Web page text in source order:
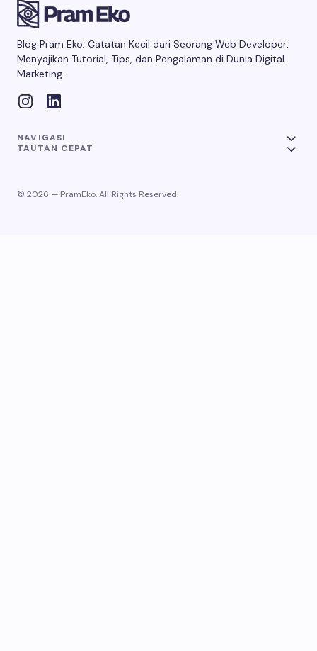
Blog Pram Eko: Catatan Kecil dari Seorang Web Developer,
Menyajikan Tutorial, Tips, dan Pengalaman di Dunia Digital
Marketing.
NAVIGASI
TAUTAN CEPAT
© 2026 — PramEko. All Rights Reserved.